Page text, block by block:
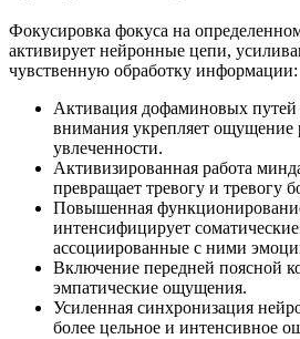
Фокусировка фокуса на
активирует нейронные цепи,
чувственную обработку информации:
Активация дофаминовых
внимания укрепляет ощущение
увлеченности.
Активизированная работа
превращает тревогу и тревогу
Повышенная
интенсифицирует
ассоциированные с ними
Включение передней поясной
эмпатические ощущения.
Усиленная синхронизация
более цельное и интенсивное